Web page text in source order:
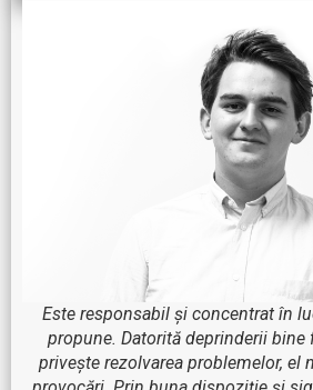
Este responsabil și concentrat în
propune. Datorită deprinderii bine
privește rezolvarea problemelor, el